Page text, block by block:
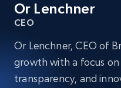
Or Lenchner
CEO
Or Lenchner, CEO of
growth with a focus
transparency, and